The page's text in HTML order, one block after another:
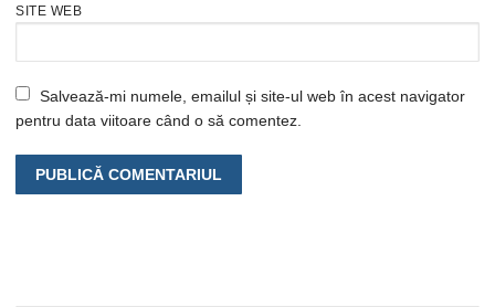
SITE WEB
Salvează-mi numele, emailul și site-ul web în acest navigator
pentru data viitoare când o să comentez.